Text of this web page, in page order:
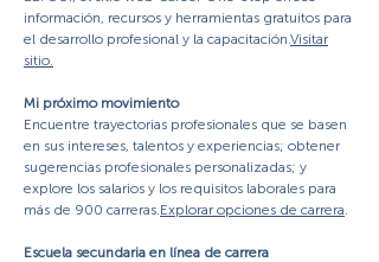
información, recursos y herramientas gratuitos para
el desarrollo profesional y la capacitación.Visitar
sitio.
Mi próximo movimiento
Encuentre trayectorias profesionales que se basen
en sus intereses, talentos y experiencias; obtener
sugerencias profesionales personalizadas; y
explore los salarios y los requisitos laborales para
más de 900 carreras.Explorar opciones de carrera.
Escuela secundaria en línea de carrera